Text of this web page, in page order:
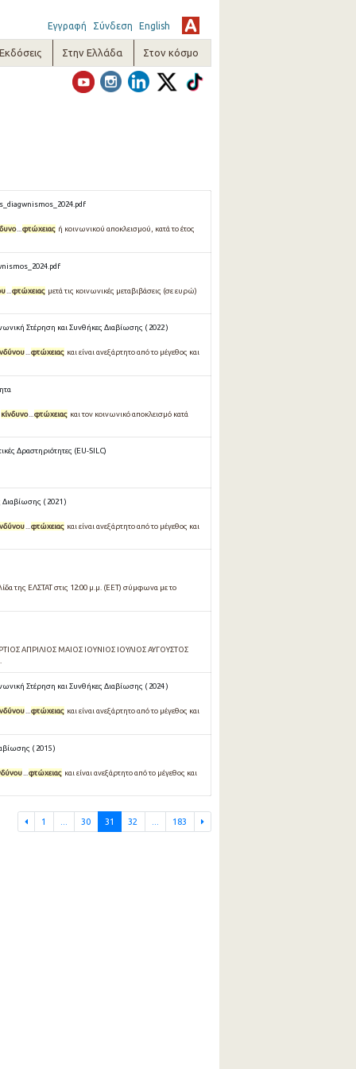
Εγγραφή Σύνδεση English
Στην Ελλάδα Στον κόσμο
...φτώχειας ή κοινωνικού αποκλεισμού, κατά το έτος
φτώχειας μετά τις κοινωνικές μεταβιβάσεις (σε ευρώ)
Στέρηση και Συνθήκες Διαβίωσης ( 2022 )
...φτώχειας και είναι ανεξάρτητο από το μέγεθος και
κίνδυνο φτώχειας και τον κοινωνικό αποκλεισμό κατά
Δραστηριότητες (EU-SILC)
Διαβίωσης ( 2021 )
φτώχειας και είναι ανεξάρτητο από το μέγεθος και
της ΕΛΣΤΑΤ στις 12:00 μ.μ. (EET) σύμφωνα με το
ΑΠΡΙΛΙΟΣ ΜΑΙΟΣ ΙΟΥΝΙΟΣ ΙΟΥΛΙΟΣ ΑΥΓΟΥΣΤΟΣ
Στέρηση και Συνθήκες Διαβίωσης ( 2024 )
...φτώχειας και είναι ανεξάρτητο από το μέγεθος και
( 2015 )
φτώχειας και είναι ανεξάρτητο από το µέγεθος και
1 30 31 32 183